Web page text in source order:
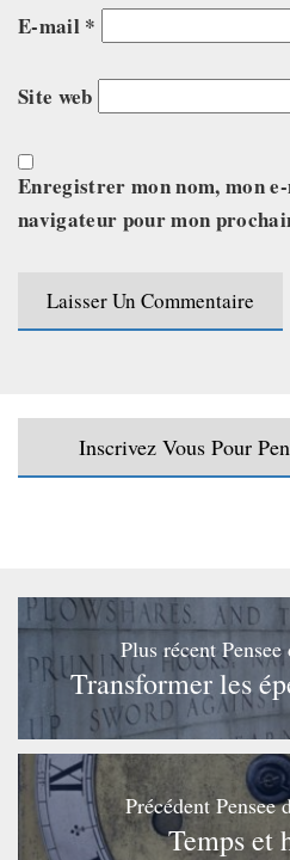
E-mail *
Site web
Enregistrer mon nom, mon
navigateur pour mon
Inscrivez Vous Pour
Plus récent
Transformer les
Précédent Pensee
Temps et